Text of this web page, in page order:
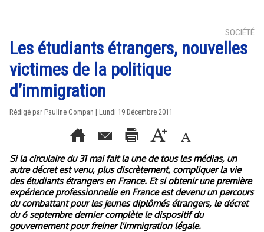
SOCIÉTÉ
Les étudiants étrangers, nouvelles
victimes de la politique
d’immigration
Rédigé par Pauline Compan | Lundi 19 Décembre 2011
Si la circulaire du 31 mai fait la une de tous les médias, un
autre décret est venu, plus discrètement, compliquer la vie
des étudiants étrangers en France. Et si obtenir une première
expérience professionnelle en France est devenu un parcours
du combattant pour les jeunes diplômés étrangers, le décret
du 6 septembre dernier complète le dispositif du
gouvernement pour freiner l'immigration légale.